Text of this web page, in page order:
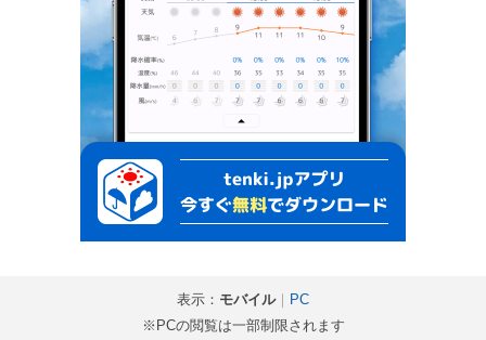
表示： モバイル｜ PC
※PCの閲覧は一部制限されます